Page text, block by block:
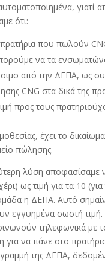
ότι:
που πωλούν
να τα
από την ΔΕΠΑ, ως
CNG στα δικά της
προς τους
έχει το δικαίωμα
πώλησης.
λύση αποφασίσαμε
ως τιμή για τα 10
η ΔΕΠΑ. Αυτό
εγγυημένα σωστή τιμή.
τηλεφωνικά με
να πάνε στο
της ΔΕΠΑ,